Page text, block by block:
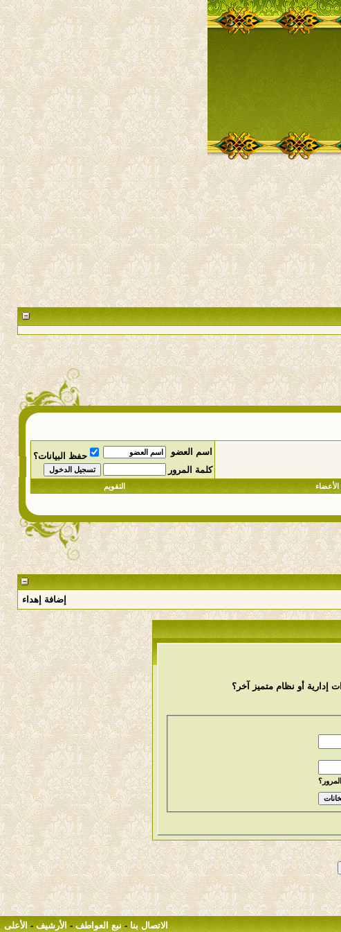
اسم العضو
حفظ البيانات؟
كلمة المرور
الأعضاء التقويم
إضافة إهداء
أو نظام متميز آخر؟
الاتصال بنا - نبع العواطف - الأرشيف - الأعلى